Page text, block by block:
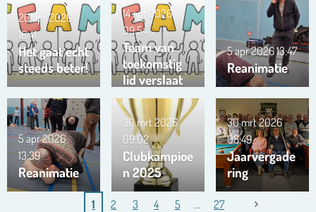
Het gaat echt
steeds beter!
20 apr 2026
16:41
Team van
toekomstig
lid verslaat
ons team …
!!!
14 apr 2026
09:54
Reanimatie
5 apr 202613:47
Reanimatie
5 apr 2026
13:39
Clubkampioe
n 2025
30 mrt 2026
09:02
Jaarvergade
ring
30 mrt 2026
08:49
1 2 3 4 5 27